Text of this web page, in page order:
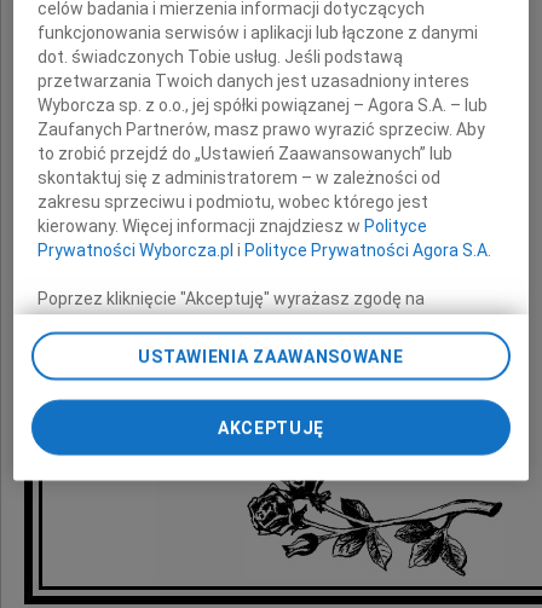
Donacie Wolak
wyrazy głębokiego współczucia
z powodu śmierci
Ojca
składają
Dyrekcja i współpracownicy
Raiffeisen Bank Polska SA w Kielcach
celów badania i mierzenia informacji dotyczących
funkcjonowania serwisów i aplikacji lub łączone z danymi
dot. świadczonych Tobie usług. Jeśli podstawą
przetwarzania Twoich danych jest uzasadniony interes
Wyborcza sp. z o.o., jej spółki powiązanej – Agora S.A. – lub
Zaufanych Partnerów, masz prawo wyrazić sprzeciw. Aby
to zrobić przejdź do „Ustawień Zaawansowanych” lub
skontaktuj się z administratorem – w zależności od
zakresu sprzeciwu i podmiotu, wobec którego jest
kierowany. Więcej informacji znajdziesz wPolityce
Prywatności Wyborcza.pl iPolityce Prywatności Agora S.A.
Poprzez kliknięcie "Akceptuję" wyrażasz zgodę na
Wyborczej sp. z o. o. jej Zaufanych Partnerów i Agora S.A.
na Twoim urządzeniu końcowym. Możesz też w każdej
chwili zmienić swoje preferencje dot. plików cookie,
ponownie wywołując narzędzie do zarządzania Twoimi
preferencjami dot. przetwarzania danych poprzez
przechodząc do sekcji „Ustawienia zaawansowane”.
Zmiana ustawień plików cookie możliwa jest także za
pomocą ustawień przeglądarki.
My, nasi Zaufani Partnerzy i Agora S.A. możemy
USTAWIENIA ZAAWANSOWANE
AKCEPTUJĘ